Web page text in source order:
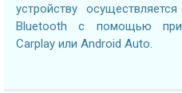
устройству
Bluetooth с помощью
Carplay или Android Auto.